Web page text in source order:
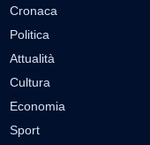
Cronaca
Politica
Attualità
Cultura
Economia
Sport